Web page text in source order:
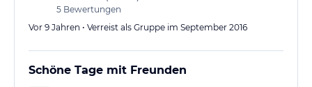
5 Bewertungen
Vor 9 Jahren • Verreist als Gruppe im September 2016
Schöne Tage mit Freunden